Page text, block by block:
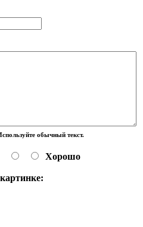
обычный текст.
Хорошо